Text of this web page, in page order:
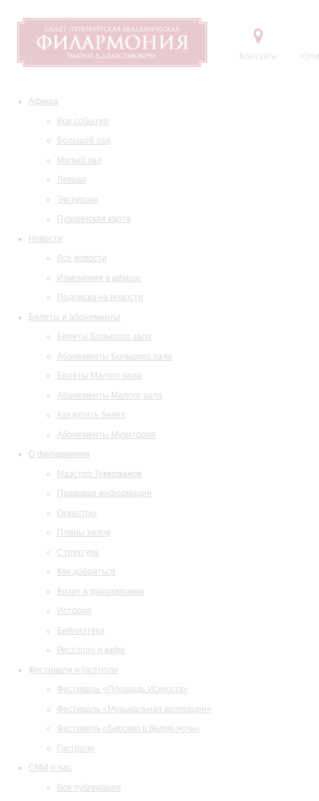
Контакты
Афиша
Все события
Большой зал
Малый зал
Лекции
Экскурсии
Пушкинская карта
Новости
Все новости
Изменения в афише
Подписка на новости
Билеты и абонементы
Билеты Большого зала
Абонементы Большого зала
Билеты Малого зала
Абонементы Малого зала
Как купить билет
Абонементы Музитория
О филармонии
Маэстро Темирканов
Правовая информация
Оркестры
Планы залов
Структура
Как добраться
Визит в филармонию
История
Библиотека
Ресторан и кафе
Фестивали и гастроли
Фестиваль «Площадь Искусств»
Фестиваль «Музыкальная коллекция»
Фестиваль «Барокко в белую ночь»
Гастроли
СМИ о нас
Все публикации